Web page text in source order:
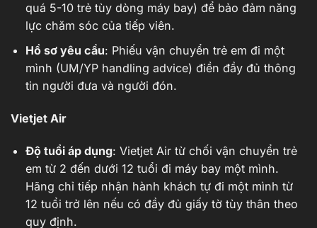
quá 5-10 trẻ tùy dòng máy bay) để bảo đảm năng
lực chăm sóc của tiếp viên.
Hồ sơ yêu cầu: Phiếu vận chuyển trẻ em đi một
mình (UM/YP handling advice) điền đầy đủ thông
tin người đưa và người đón.
Vietjet Air
Độ tuổi áp dụng: Vietjet Air từ chối vận chuyển trẻ
em từ 2 đến dưới 12 tuổi đi máy bay một mình.
Hãng chỉ tiếp nhận hành khách tự đi một mình từ
12 tuổi trở lên nếu có đầy đủ giấy tờ tùy thân theo
quy định.